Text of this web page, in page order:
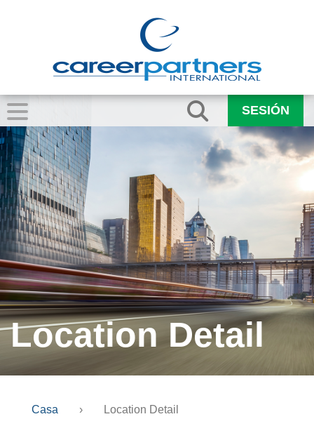
SESIÓN
Location Detail
Casa › Location Detail